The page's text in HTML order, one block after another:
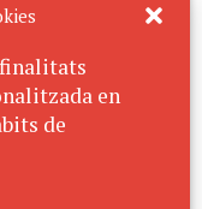
en
de